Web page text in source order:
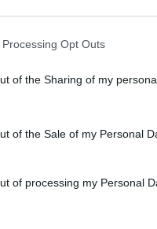
Opt Outs
of the Sharing of my
of the Sale of my Personal
of processing my Personal
zvěř
Loni jich bylo šedesát.
cyklisty nebo chodci.